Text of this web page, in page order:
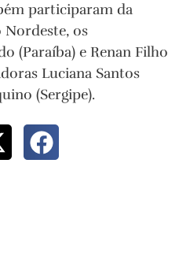
participaram da
Nordeste, os
(Paraíba) e Renan Filho
Luciana Santos
(Sergipe).